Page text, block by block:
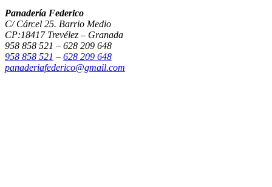
Panadería Federico
C/ Cárcel 25. Barrio Medio
CP:18417 Trevélez – Granada
958 858 521 – 628 209 648
958 858 521 – 628 209 648
panaderiafederico@gmail.com